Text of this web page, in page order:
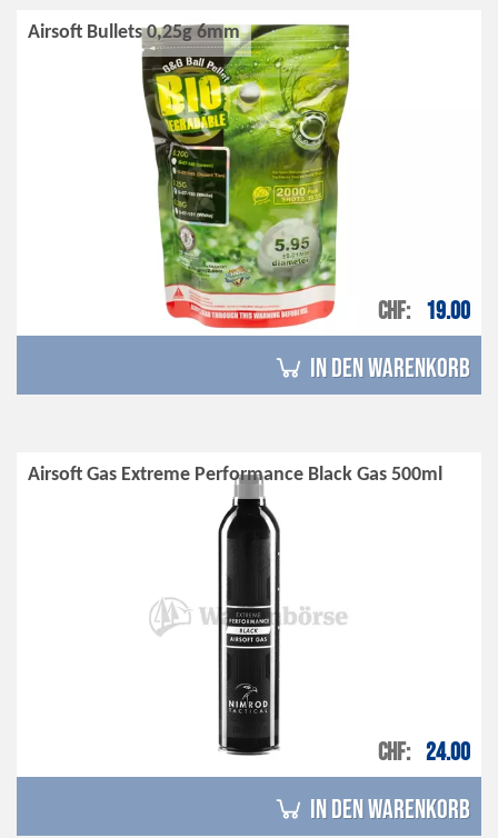
Airsoft Bullets 0,25g 6mm
CHF 19.00
in den Warenkorb
Airsoft Gas Extreme Performance Black Gas 500ml
CHF 24.00
in den Warenkorb